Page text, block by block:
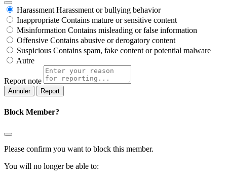
Harassment Harassment or bullying behavior
Inappropriate Contains mature or sensitive content
Misinformation Contains misleading or false information
Offensive Contains abusive or derogatory content
Suspicious Contains spam, fake content or potential malware
Autre
Report note
Report
Block Member?
Please confirm you want to block this member.
You will no longer be able to: